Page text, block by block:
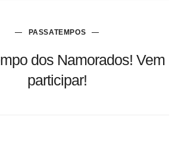
PASSATEMPOS
dos Namorados! Vem
participar!